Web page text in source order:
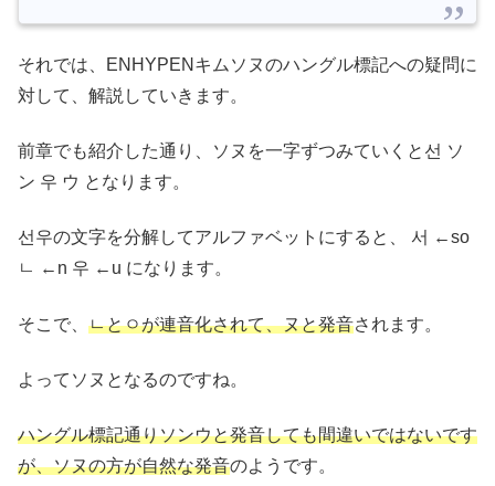
それでは、ENHYPENキムソヌのハングル標記への疑問に
対して、解説していきます。
前章でも紹介した通り、ソヌを一字ずつみていくと선 ソ
ン 우 ウ となります。
선우の文字を分解してアルファベットにすると、 서 ←so
ㄴ ←n 우 ←u になります。
そこで、 ㄴとㅇが連音化されて、ヌと発音されます。
よってソヌとなるのですね。
ハングル標記通りソンウと発音しても間違いではないです
が、ソヌの方が自然な発音のようです。